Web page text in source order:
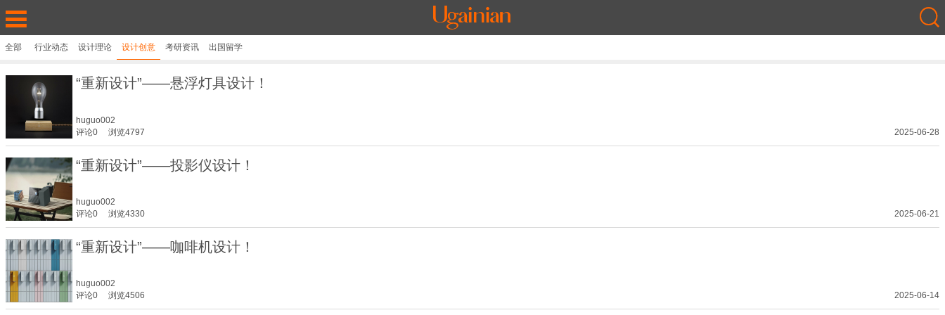
全部 行业动态 设计理论 设计创意 考研资讯 出国留学
“重新设计”——悬浮灯具设计！
huguo002
评论0
浏览4797 2025-06-28
“重新设计”——投影仪设计！
huguo002
评论0
浏览4330 2025-06-21
“重新设计”——咖啡机设计！
huguo002
评论0
浏览4506 2025-06-14